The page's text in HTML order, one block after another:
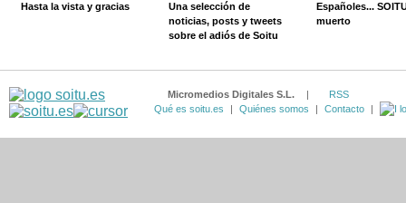
Hasta la vista y gracias
Una selección de
noticias, posts y tweets
sobre el adiós de Soitu
Españoles...
muerto
Micromedios Digitales S.L. |
RSS
Qué es soitu.es
| Quiénes somos | Contacto |